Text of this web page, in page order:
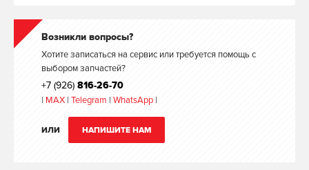
Возникли вопросы?
Хотите записаться на сервис или требуется помощь с
выбором запчастей?
+7 (926) 816-26-70
| MAX | Telegram | WhatsApp |
ИЛИ НАПИШИТЕ НАМ